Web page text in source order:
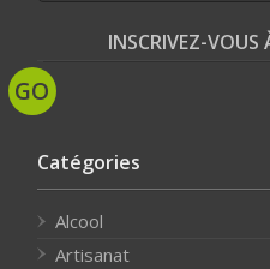
INSCRIVEZ-VOUS
Catégories
Alcool
Artisanat